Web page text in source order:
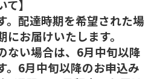
】
配達時期を希望された場
お届けいたします。
い場合は、6月中旬以降
。6月中旬以降のお申込み